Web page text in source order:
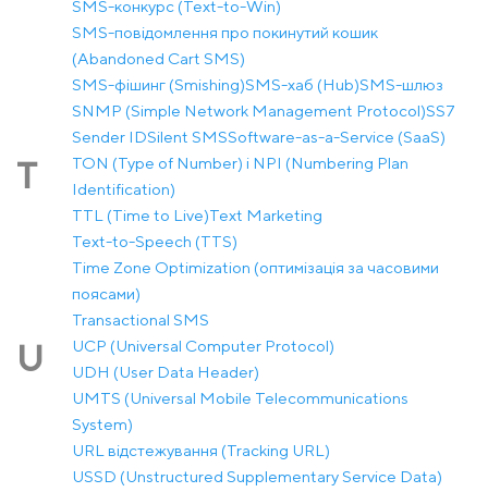
SMS-конкурс (Text-to-Win)
SMS-повідомлення про покинутий кошик
(Abandoned Cart SMS)
SMS-фішинг (Smishing)SMS-хаб (Hub)SMS-шлюз
SNMP (Simple Network Management Protocol)SS7
Sender IDSilent SMSSoftware-as-a-Service (SaaS)
T
TON (Type of Number) і NPI (Numbering Plan
Identification)
TTL (Time to Live)Text Marketing
Text-to-Speech (TTS)
Time Zone Optimization (оптимізація за часовими
поясами)
Transactional SMS
U
UCP (Universal Computer Protocol)
UDH (User Data Header)
UMTS (Universal Mobile Telecommunications
System)
URL відстежування (Tracking URL)
USSD (Unstructured Supplementary Service Data)